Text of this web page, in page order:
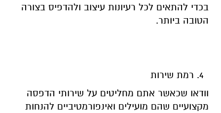
בכדי להתאים לכל רעיונות עיצוב ולהדפיס בצורה
הטובה ביותר.
רמת שירות
וודאו שכאשר אתם מחליטים על שירותי הדפסה
מקצועיים שהם מועילים ואינפורמטיביים להנחות